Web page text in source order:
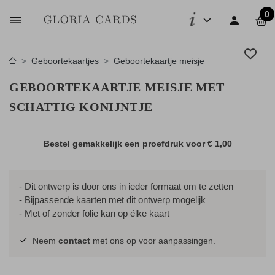
0
Geboortekaartjes Geboortekaartje meisje
GEBOORTEKAARTJE MEISJE MET
SCHATTIG KONIJNTJE
Bestel gemakkelijk een proefdruk voor€ 1,00
- Dit ontwerp is door ons in ieder formaat om te zetten
- Bijpassende kaarten met dit ontwerp mogelijk
- Met of zonder folie kan op élke kaart
Neem contact met ons op voor aanpassingen.